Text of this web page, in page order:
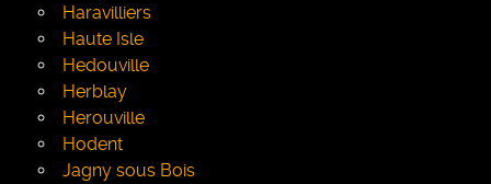
Haravilliers
Haute Isle
Hedouville
Herblay
Herouville
Hodent
Jagny sous Bois